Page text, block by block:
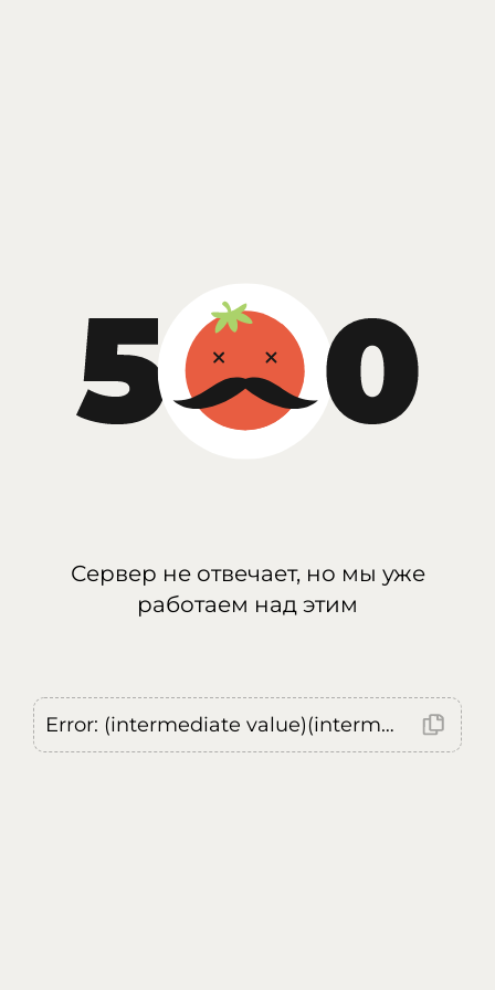
Сервер не отвечает, но мы уже
работаем над этим
Error: (intermediate value)(intermediate value)(intermediate value).replaceAll is not a function